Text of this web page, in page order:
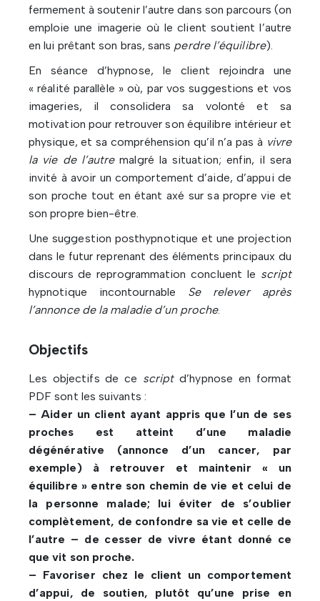
fermement à soutenir l’autre dans son parcours (on
emploie une imagerie où le client soutient l’autre
en lui prêtant son bras, sans perdre l’équilibre).
En séance d’hypnose, le client rejoindra une
« réalité parallèle » où, par vos suggestions et vos
imageries, il consolidera sa volonté et sa
motivation pour retrouver son équilibre intérieur et
physique, et sa compréhension qu’il n’a pas à vivre
la vie de l’autremalgré la situation; enfin, il sera
invité à avoir un comportement d’aide, d’appui de
son proche tout en étant axé sur sa propre vie et
son propre bien-être.
Une suggestion posthypnotique et une projection
dans le futur reprenant des éléments principaux du
discours de reprogrammation concluent le script
hypnotique incontournable Se relever après
l’annonce de la maladie d’un proche.
Objectifs
Les objectifs de ce scriptd’hypnose en format
PDF sont les suivants :
– Aider un client ayant appris que l’un de ses
proches est atteint d’une maladie
dégénérative (annonce d’un cancer, par
exemple) à retrouver et maintenir « un
équilibre » entre son chemin de vie et celui de
la personne malade; lui éviter de s’oublier
complètement, de confondre sa vie et celle de
l’autre – de cesser de vivre étant donné ce
que vit son proche.
– Favoriser chez le client un comportement
d’appui, de soutien, plutôt qu’une prise en